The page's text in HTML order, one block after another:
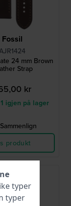
Fossil
24 mm Brown
Strap
kr
igjen på lager
Sammenlign
produkt
typer
typer